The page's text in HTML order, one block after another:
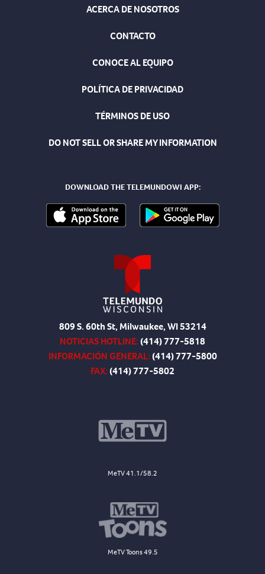
ACERCA DE NOSOTROS
CONTACTO
CONOCE AL EQUIPO
POLÍTICA DE PRIVACIDAD
TÉRMINOS DE USO
DO NOT SELL OR SHARE MY INFORMATION
DOWNLOAD THE TELEMUNDOWI APP:
809 S. 60th St, Milwaukee, WI 53214
NOTICIAS HOTLINE:(414) 777-5818
INFORMACIÓN GENERAL:(414) 777-5800
FAX:(414) 777-5802
MeTV 41.1/58.2
MeTV Toons 49.5